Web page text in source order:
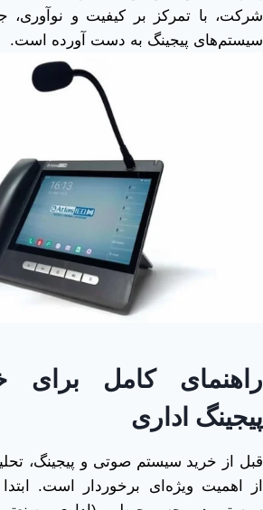
شرکت، با تمرکز بر کیفیت و نوآوری،
سیستم‌های پیجینگ به دست آورده است.
راهنمای کامل برای
پیجینگ اداری
قبل از خرید سیستم صوتی و پیجینگ،
از اهمیت ویژه‌ای برخوردار است.